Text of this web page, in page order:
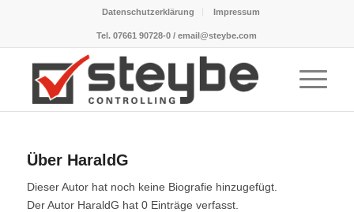
Datenschutzerklärung Impressum
Tel. 07661 90728-0 / email@steybe.com
Über HaraldG
Dieser Autor hat noch keine Biografie hinzugefügt.
Der Autor HaraldG hat 0 Einträge verfasst.